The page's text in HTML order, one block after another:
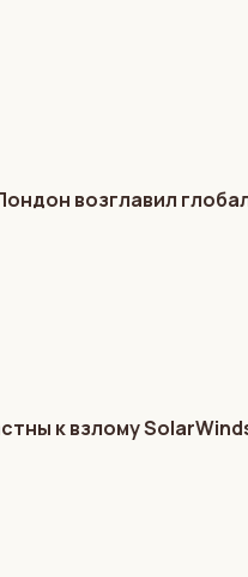
возглавил
к взлому